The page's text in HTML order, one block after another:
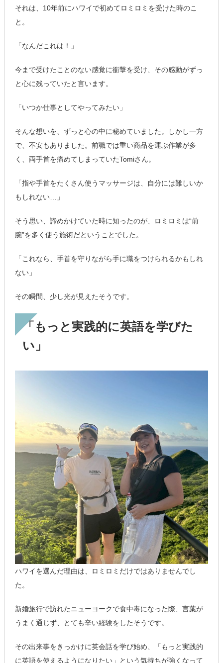
それは、10年前にハワイで初めてロミロミを受けた時のこ
と。
「なんだこれは！」
今まで受けたことのない感覚に衝撃を受け、その感動がずっ
と心に残っていたと言います。
「いつか仕事としてやってみたい」
そんな想いを、ずっと心の中に秘めていました。しかし一方
で、不安もありました。前職では重い商品を運ぶ作業が多
く、両手首を痛めてしまっていたTomiさん。
「指や手首をたくさん使うマッサージは、自分には難しいか
もしれない…」
そう思い、諦めかけていた時に知ったのが、ロミロミは“前
腕”を多く使う施術だということでした。
「これなら、手首を守りながら手に職をつけられるかもしれ
ない」
その瞬間、少し光が見えたそうです。
「もっと実践的に英語を学びた
い」
ハワイを選んだ理由は、ロミロミだけではありませんでし
た。
新婚旅行で訪れたニューヨークで食中毒になった際、言葉が
うまく通じず、とても辛い経験をしたそうです。
その出来事をきっかけに英会話を学び始め、「もっと実践的
に英語を使えるようになりたい」という気持ちが強くなって